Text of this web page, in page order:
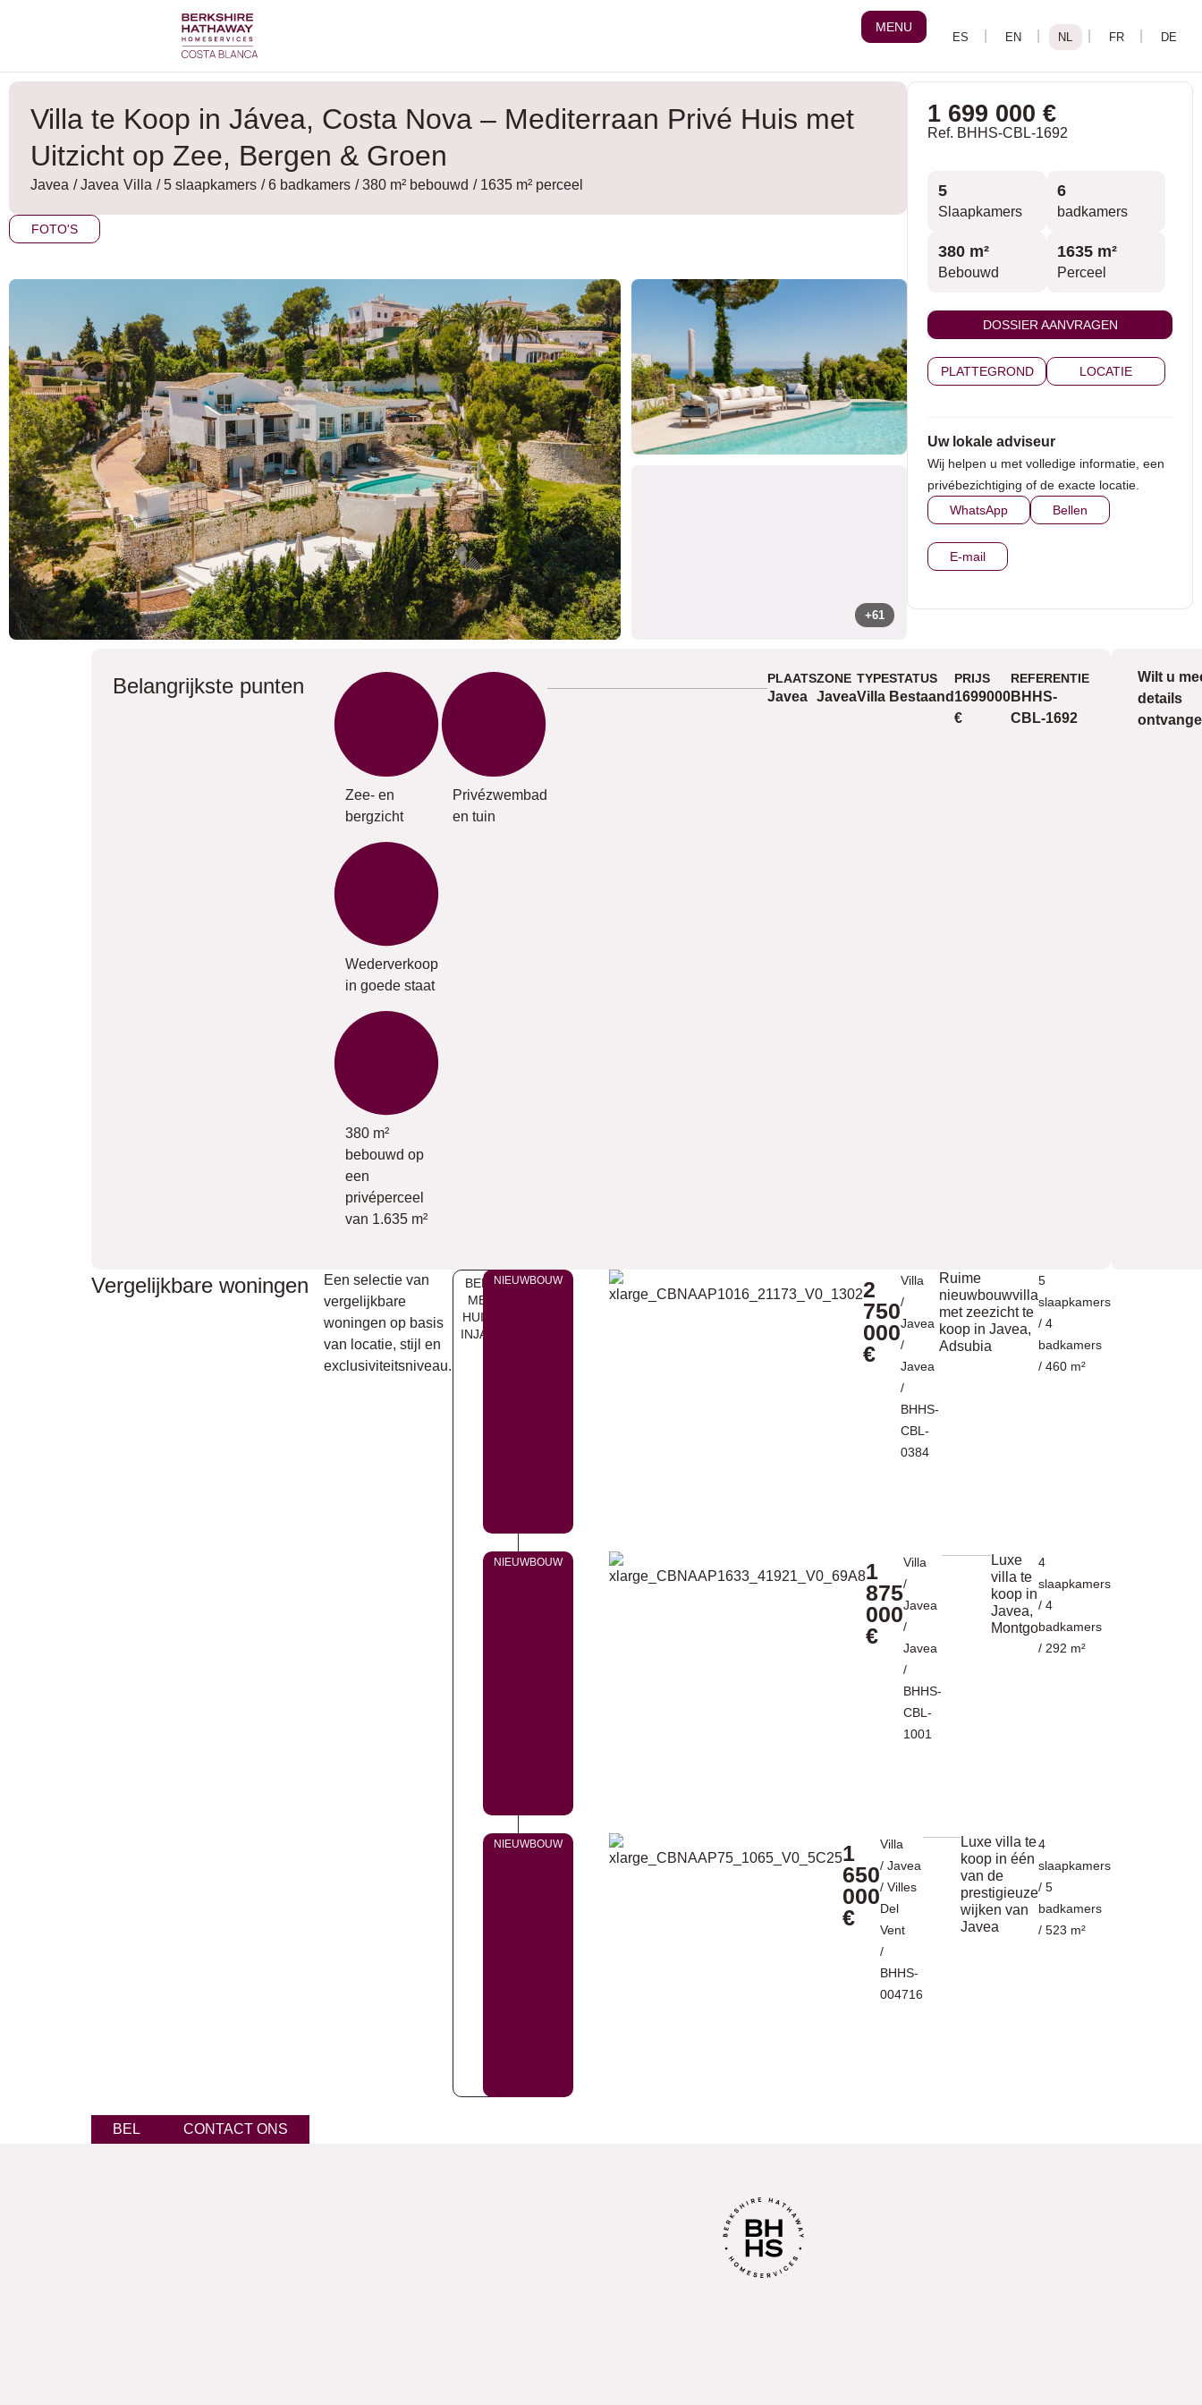
inhoud
MENU
Villa te Koop in Jávea, Costa Nova – Mediterraan Privé Huis met
Uitzicht op Zee, Bergen & Groen
Javea / Javea Villa / 5 slaapkamers / 6 badkamers / 380 m² bebouwd / 1635 m² perceel
FOTO'S
+61
1 699 000 €
Ref. BHHS-CBL-1692
5
Slaapkamers
6
badkamers
380 m²
Bebouwd
1635 m²
Perceel
DOSSIER AANVRAGEN
PLATTEGROND LOCATIE
Uw lokale adviseur
Wij helpen u met volledige informatie, een
privébezichtiging of de exacte locatie.
WhatsApp
Bellen
E-mail
Belangrijkste punten
Zee- en
bergzicht
Wederverkoop
in goede staat
380 m²
bebouwd op
een
privéperceel
van 1.635 m²
Privézwembad
en tuin
PLAATS
Javea
ZONE
Javea
TYPE
Villa
STATUS
Bestaand
PRIJS
1699000
€
REFERENTIE
BHHS-
CBL-1692
Uitzicht
Wilt u
details
Vergelijkbare woningen
Een selectie van
vergelijkbare
woningen op basis
van locatie, stijl en
exclusiviteitsniveau.
BEKIJK
MEER
HUIZEN
INJAVEA
NIEUWBOUW
2
750
000
€
Villa
/
Javea
/
Javea
/
BHHS-
CBL-
0384
Ruime
nieuwbouwvilla
met zeezicht te
koop in Javea,
Adsubia
5
slaapkamers
/ 4
badkamers
/ 460 m²
NIEUWBOUW
1
875
000
€
Villa
/
Javea
/
Javea
/
BHHS-
CBL-
1001
Luxe
villa te
koop in
Javea,
Montgo
4
slaapkamers
/ 4
badkamers
/ 292 m²
NIEUWBOUW
1
650
000
€
Villa
/ Javea
/ Villes
Del
Vent
/
BHHS-
004716
Luxe villa te
koop in één
van de
prestigieuze
wijken van
Javea
4
slaapkamers
/ 5
badkamers
/ 523 m²
BEL CONTACT ONS